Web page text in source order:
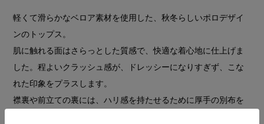
軽くて滑らかなベロア素材を使用した、秋冬らしいポロデザイ
ンのトップス。
肌に触れる面はさらっとした質感で、快適な着心地に仕上げま
した。程よいクラッシュ感が、ドレッシーになりすぎず、こな
れた印象をプラスします。
襟裏や前立ての裏には、ハリ感を持たせるために厚手の別布を